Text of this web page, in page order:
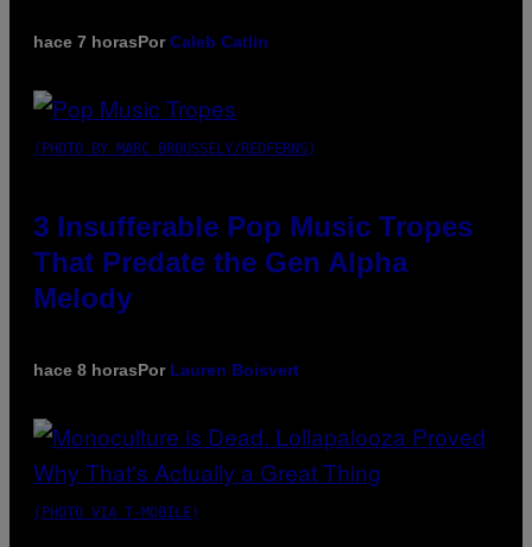
hace 7 horasPorCaleb Catlin
(PHOTO BY MARC BROUSSELY/REDFERNS)
3 Insufferable Pop Music Tropes
That Predate the Gen Alpha
Melody
hace 8 horasPor Lauren Boisvert
(PHOTO VIA T-MOBILE)